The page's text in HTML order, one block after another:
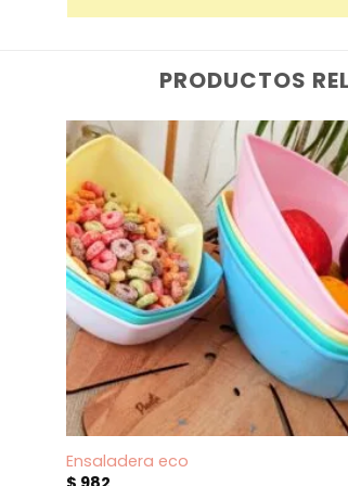
PRODUCTOS
Ensaladera eco